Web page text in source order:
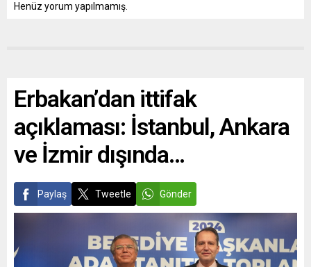
Henüz yorum yapılmamış.
Erbakan’dan ittifak
açıklaması: İstanbul, Ankara
ve İzmir dışında…
Paylaş Tweetle Gönder